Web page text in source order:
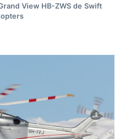
View HB-ZWS de Swift